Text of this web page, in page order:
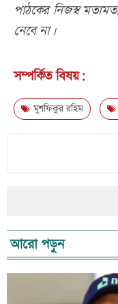
পাঠকের নিজস্ব
নেবে না।
সম্পর্কিত বিষয়:
মুশফিকুর রহিম
আরো পড়ুন